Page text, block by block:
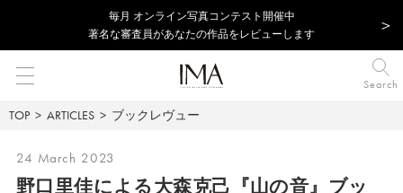
毎⽉ オンライン写真コンテスト開催中
著名な審査員があなたの作品をレビューします
Search
TOP ARTICLES ブックレヴュー
24 March 2023
野口里佳による大森克己『山の音』ブッ